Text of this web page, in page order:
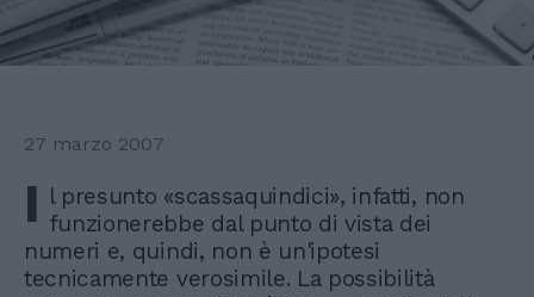
27 marzo 2007
I l presunto «scassaquindici», infatti, non
funzionerebbe dal punto di vista dei
numeri e, quindi, non è un'ipotesi
tecnicamente verosimile. La possibilità